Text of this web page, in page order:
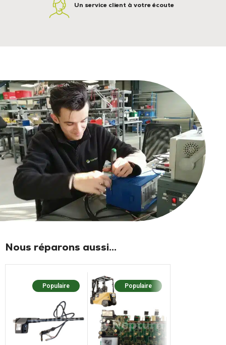
Un service client à votre écoute
Nous réparons aussi...
Populaire Populaire